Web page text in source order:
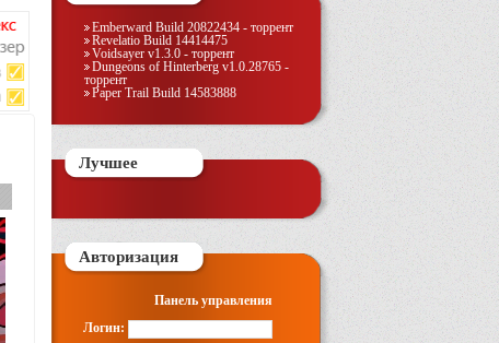
Emberward Build 20822434 - торрент
Revelatio Build 14414475
Voidsayer v1.3.0 - торрент
Dungeons of Hinterberg v1.0.28765 -
торрент
Paper Trail Build 14583888
Лучшее
Авторизация
Панель управления
Логин: